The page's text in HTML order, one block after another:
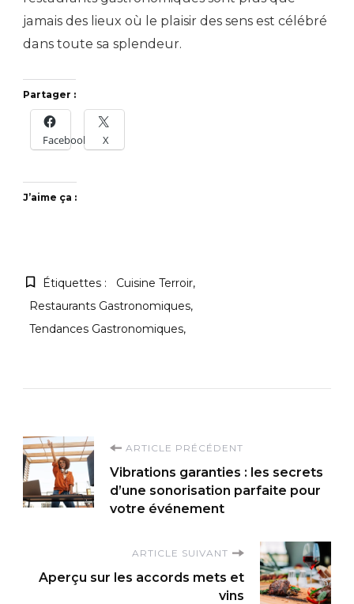
jamais des lieux où le plaisir des sens est célébré
dans toute sa splendeur.
Partager :
Facebook X
J’aime ça :
Étiquettes :
Cuisine Terroir
Restaurants Gastronomiques
Tendances Gastronomiques
Navigation
d'article
ARTICLE PRÉCÉDENT
Vibrations garanties : les secrets
d’une sonorisation parfaite pour
votre événement
ARTICLE SUIVANT
Aperçu sur les accords mets et
vins